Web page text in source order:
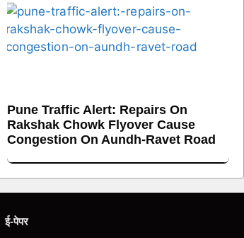
Pune Traffic Alert: Repairs On
Rakshak Chowk Flyover Cause
Congestion On Aundh-Ravet Road
ई-पेपर